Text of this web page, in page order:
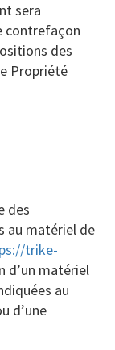
sera
contrefaçon
des
Propriété
des
au matériel de
trike-
d’un matériel
au
d’une